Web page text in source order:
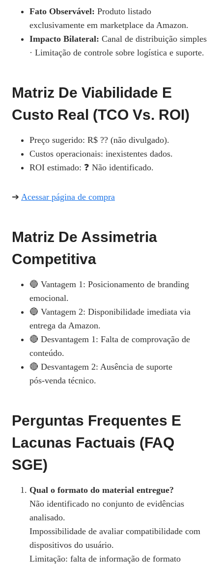
Fato Observável: Produto listado
exclusivamente em marketplace da Amazon.
Impacto Bilateral: Canal de distribuição simples
· Limitação de controle sobre logística e suporte.
Matriz De Viabilidade E
Custo Real (TCO Vs. ROI)
Preço sugerido: R$ ?? (não divulgado).
Custos operacionais: inexistentes dados.
ROI estimado: ❓ Não identificado.
➔ Acessar página de compra
Matriz De Assimetria
Competitiva
🔵 Vantagem 1: Posicionamento de branding
emocional.
🔵 Vantagem 2: Disponibilidade imediata via
entrega da Amazon.
🔴 Desvantagem 1: Falta de comprovação de
conteúdo.
🔴 Desvantagem 2: Ausência de suporte
pós‑venda técnico.
Perguntas Frequentes E
Lacunas Factuais (FAQ
SGE)
Qual o formato do material entregue?
Não identificado no conjunto de evidências
analisado.
Impossibilidade de avaliar compatibilidade com
dispositivos do usuário.
Limitação: falta de informação de formato